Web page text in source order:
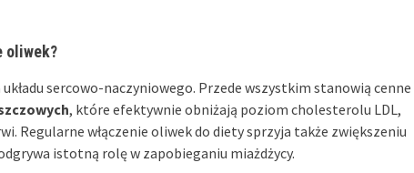
oliwek?
sercowo-naczyniowego. Przede wszystkim stanowią cenne
, które efektywnie obniżają poziom cholesterolu LDL,
Regularne włączenie oliwek do diety sprzyja także zwiększeniu
istotną rolę w zapobieganiu miażdżycy.